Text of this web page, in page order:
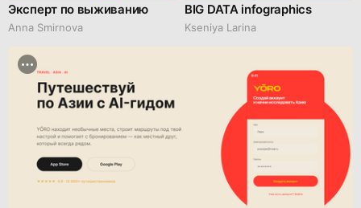
Эксперт по выживанию
Anna Smirnova
BIG DATA infographics
Kseniya Larina